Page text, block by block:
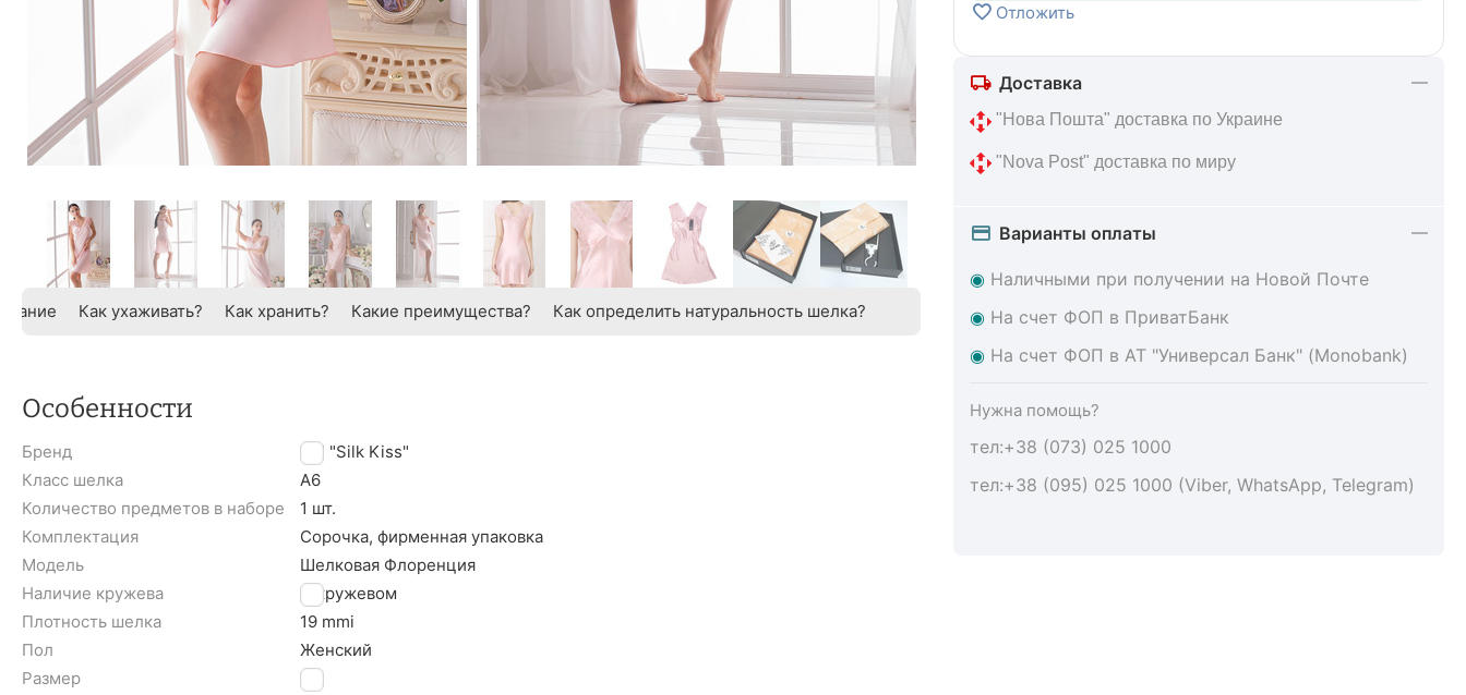
Отложить
Доставка
"Нова Пошта" доставка по Украине
"Nova Post" доставка по миру
Варианты оплаты
◉ Наличными при получении на Новой Почте
◉ На счет ФОП в ПриватБанк
◉ На счет ФОП в АТ "Универсал Банк" (Monobank)
Нужна помощь?
тел:+38 (073) 025 1000
тел:+38 (095) 025 1000 (Viber, WhatsApp, Telegram)
Как ухаживать? Как хранить? Какие преимущества? Как определить натуральность шелка?
Особенности
Бренд
TM "Silk Kiss"
Класс шелка
A6
Количество предметов в наборе
1 шт.
Комплектация
Сорочка, фирменная упаковка
Модель
Шелковая Флоренция
Наличие кружева
С кружевом
Плотность шелка
19 mmi
Пол
Женский
Размер
XL